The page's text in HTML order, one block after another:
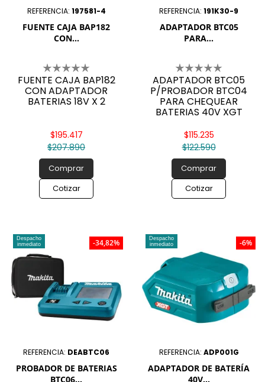
REFERENCIA: 197581-4
FUENTE CAJA BAP182
CON...
FUENTE CAJA BAP182
CON ADAPTADOR
BATERIAS 18V X 2
$207.890
$195.417
Comprar
Cotizar
REFERENCIA: 191K30-9
ADAPTADOR BTC05
PARA...
ADAPTADOR BTC05
P/PROBADOR BTC04
PARA CHEQUEAR
BATERIAS 40V XGT
$122.590
$115.235
Comprar
Cotizar
Despacho
inmediato
REFERENCIA: DEABTC06
PROBADOR DE BATERIAS
BTC06...
-34,82%
Despacho
inmediato
REFERENCIA: ADP001G
ADAPTADOR DE BATERÍA
40V...
-6%